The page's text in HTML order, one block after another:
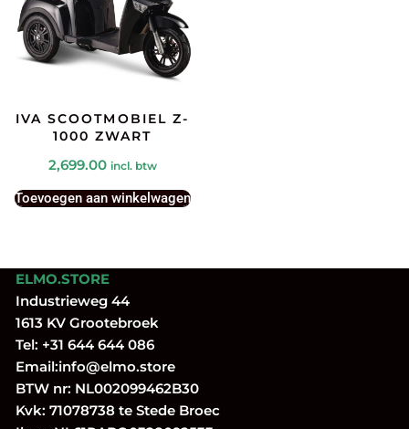
IVA SCOOTMOBIEL Z-
1000 ZWART
2,699.00 incl. btw
Toevoegen aan winkelwagen
ELMO.STORE
Industrieweg 44
1613 KV Grootebroek
Tel: +31 644 644 086
Email:info@elmo.store
BTW nr: NL002099462B30
Kvk: 71078738 te Stede Broec